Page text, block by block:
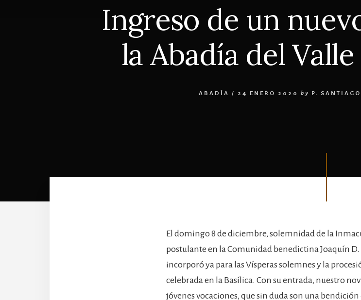
Ingreso de un
la Abadía del
ABADÍA / 24 ENERO 2020 by P.
El domingo 8 de diciembre, solemnidad de la
postulante en la Comunidad benedictina Joaquín D.
incorporó ya para las Vísperas solemnes y la
celebrada en la Basílica. Con su entrada, nuestro
jóvenes vocaciones, que sin duda son una bendición